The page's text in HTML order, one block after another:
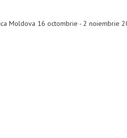
Moldova 16 octombrie - 2 noiembrie